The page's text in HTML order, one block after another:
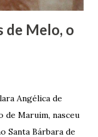
de Melo, o
Angélica de
de Maruim, nasceu
Santa Bárbara de